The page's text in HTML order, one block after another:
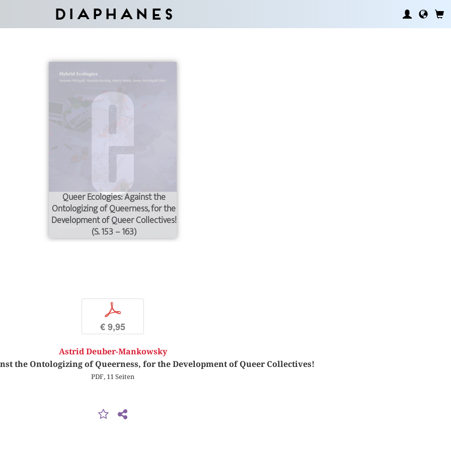
Diaphanes
Queer Ecologies: Against the
Ontologizing of Queerness, for the
Development of Queer Collectives!
(S. 153 – 163)
p
€ 9,95
Astrid Deuber-Mankowsky
the Ontologizing of Queerness, for the Development of Queer Collectives!
PDF, 11 Seiten